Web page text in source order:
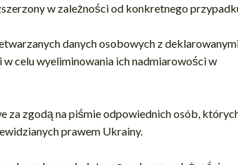
w zależności od konkretnego
danych osobowych z
celu wyeliminowania ich nadmiarowości w
za zgodą na piśmie odpowiednich osób,
prawem Ukrainy.